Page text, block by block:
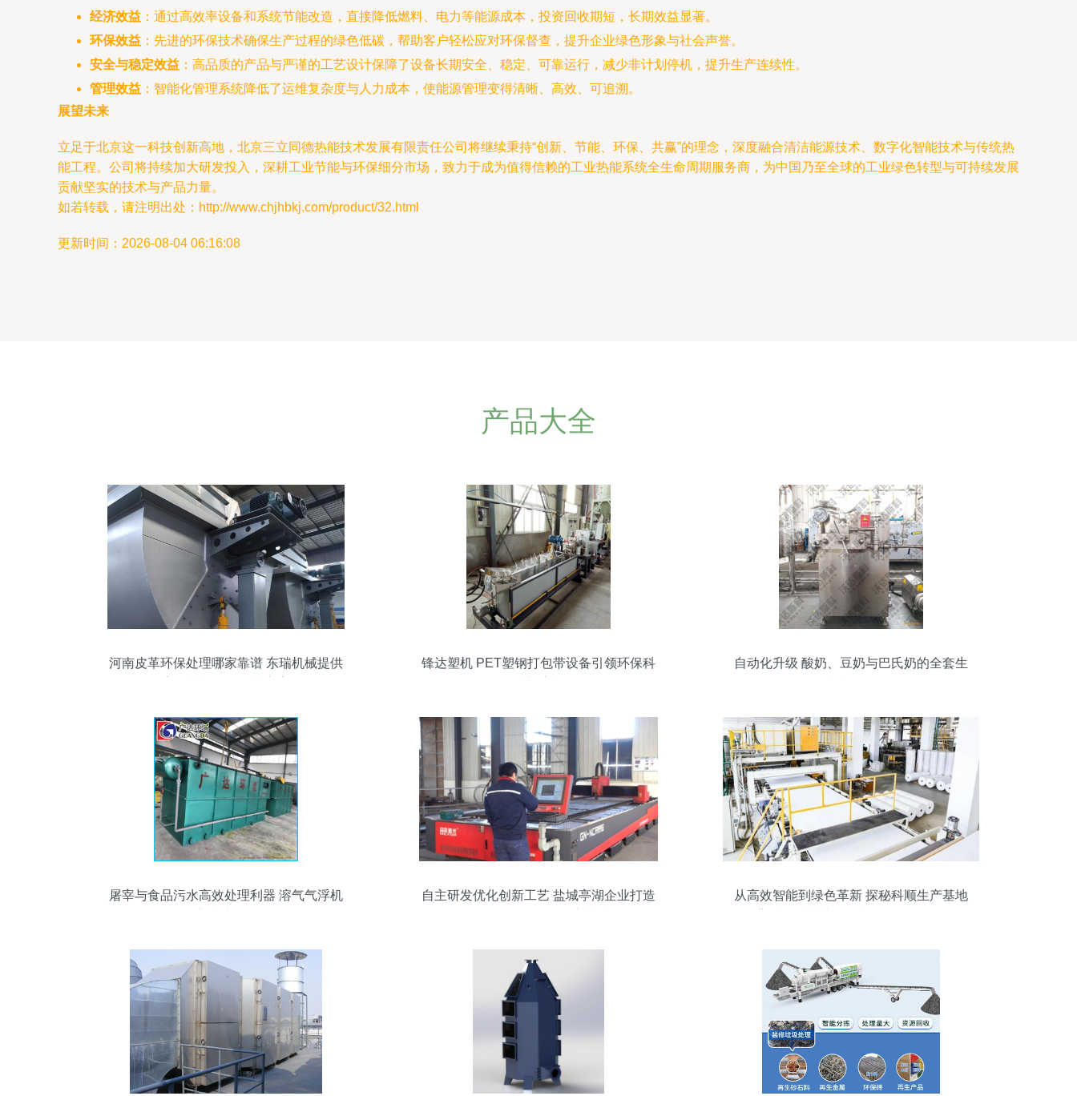
经济效益 ：通过高效率设备和系统节能改造，直接降低燃料、电力等能源成本，投资回收期短，长期效益显著。
环保效益 ：先进的环保技术确保生产过程的绿色低碳，帮助客户轻松应对环保督查，提升企业绿色形象与社会声誉。
安全与稳定效益 ：高品质的产品与严谨的工艺设计保障了设备长期安全、稳定、可靠运行，减少非计划停机，提升生产连续性。
管理效益 ：智能化管理系统降低了运维复杂度与人力成本，使能源管理变得清晰、高效、可追溯。
展望未来
立足于北京这一科技创新高地，北京三立同德热能技术发展有限责任公司将继续秉持“创新、节能、环保、共赢”的理念，深度融合清洁能源技术、数字化智能技术与传统热
能工程。公司将持续加大研发投入，深耕工业节能与环保细分市场，致力于成为值得信赖的工业热能系统全生命周期服务商，为中国乃至全球的工业绿色转型与可持续发展
贡献坚实的技术与产品力量。
如若转载，请注明出处：http://www.chjhbkj.com/product/32.html
更新时间：2026-08-04 06:16:08
产品大全
河南皮革环保处理哪家靠谱 东瑞机械提供
锋达塑机 PET塑钢打包带设备引领环保科
自动化升级 酸奶、豆奶与巴氏奶的全套生
屠宰与食品污水高效处理利器 溶气气浮机
自主研发优化创新工艺 盐城亭湖企业打造
从高效智能到绿色革新 探秘科顺生产基地